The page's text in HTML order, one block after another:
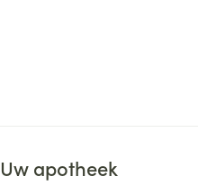
Uw apotheek